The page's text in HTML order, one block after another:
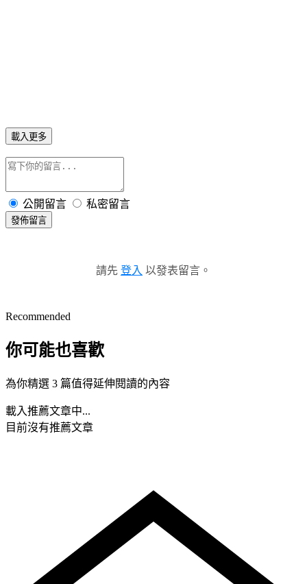
載入更多
公開留言 私密留言
發佈留言
請先 登入 以發表留言。
Recommended
你可能也喜歡
為你精選 3 篇值得延伸閱讀的內容
載入推薦文章中...
目前沒有推薦文章